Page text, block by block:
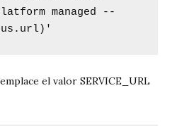
managed --
el valor SERVICE_URL